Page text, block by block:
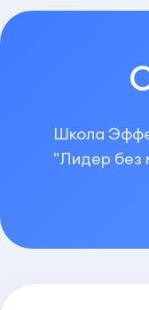
Школа
"Лидер без